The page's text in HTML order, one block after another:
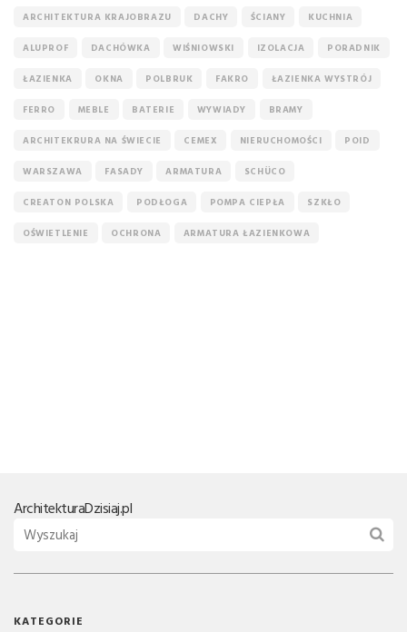
ARCHITEKTURA KRAJOBRAZU DACHY ŚCIANY KUCHNIA
ALUPROF DACHÓWKA WIŚNIOWSKI IZOLACJA PORADNIK
ŁAZIENKA OKNA POLBRUK FAKRO ŁAZIENKA WYSTRÓJ
FERRO MEBLE BATERIE WYWIADY BRAMY
ARCHITEKRURA NA ŚWIECIE CEMEX NIERUCHOMOŚCI POID
WARSZAWA FASADY ARMATURA SCHÜCO
CREATON POLSKA PODŁOGA POMPA CIEPŁA SZKŁO
OŚWIETLENIE OCHRONA ARMATURA ŁAZIENKOWA
ArchitekturaDzisiaj.pl
KATEGORIE